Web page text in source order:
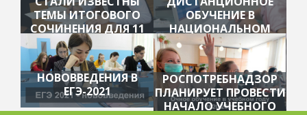
ТЕМЫ ИТОГОВОГО
СОЧИНЕНИЯ ДЛЯ 11
КЛАССОВ
ОБУЧЕНИЕ В
НАЦИОНАЛЬНОМ
ЦЕНТРЕ ОБРАЗОВАНИЯ
НОВОВВЕДЕНИЯ В
ЕГЭ-2021
РОСПОТРЕБНАДЗОР
ПЛАНИРУЕТ ПРОВЕСТИ
НАЧАЛО УЧЕБНОГО